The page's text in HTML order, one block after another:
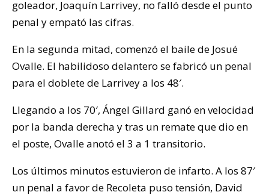
goleador, Joaquín Larrivey, no falló desde el punto
penal y empató las cifras.
En la segunda mitad, comenzó el baile de Josué
Ovalle. El habilidoso delantero se fabricó un penal
para el doblete de Larrivey a los 48′.
Llegando a los 70′, Ángel Gillard ganó en velocidad
por la banda derecha y tras un remate que dio en
el poste, Ovalle anotó el 3 a 1 transitorio.
Los últimos minutos estuvieron de infarto. A los 87′
un penal a favor de Recoleta puso tensión, David